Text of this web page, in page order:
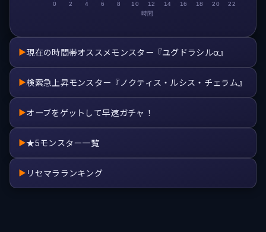
時間
0 2 4 6 8 10 12 14 16 18 20 22
▶現在の時間帯オススメモンスター『ユグドラシルα』
▶検索急上昇モンスター『ノクティス・ルシス・チェラム』
▶オーブをゲットして早速ガチャ！
▶★5モンスター一覧
▶ リセマラランキング